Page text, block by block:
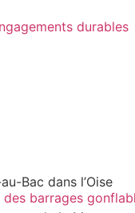
durables
barrages
Bac dans l’Oise